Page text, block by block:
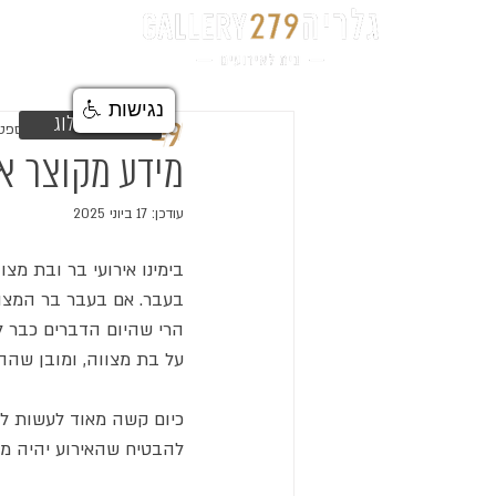
מידע מקוצר
מערכת הגלריה
עודכן: 17 ביוני 2025
בימינו אירועי בר ובת
בעבר. אם בעבר בר
הרי שהיום הדברים כבר
על בת מצווה, ומובן
כיום קשה מאוד לעשות
להבטיח שהאירוע יהיה
חזרה לבלוג
נגישות